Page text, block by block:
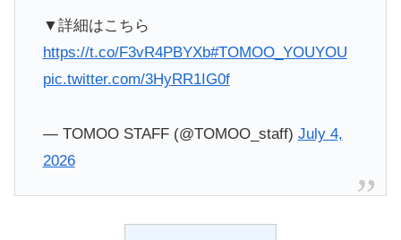
▼詳細はこちら
https://t.co/F3vR4PBYXb#TOMOO_YOUYOU
pic.twitter.com/3HyRR1IG0f
— TOMOO STAFF (@TOMOO_staff) July 4,
2026